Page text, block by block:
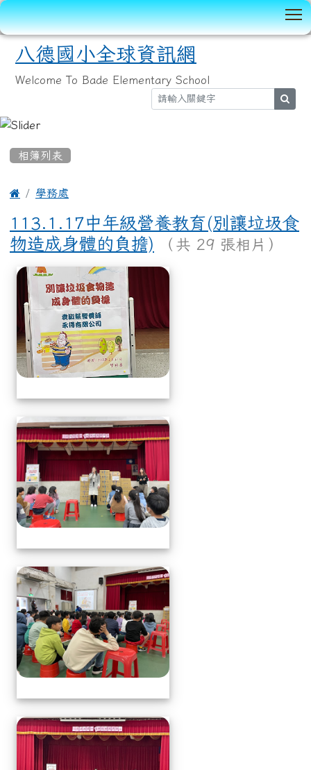
八德國小全球資訊網
Welcome To Bade Elementary School
相簿列表
 學務處
113.1.17中年級營養教育(別讓垃圾食
物造成身體的負擔)
（共 29 張相片）
相簿列表 113.1.17中年級營養教育(
113.1.17中年級營養教育(
113.1.17中年級營養教育(
113.1.17中年級營養教育(